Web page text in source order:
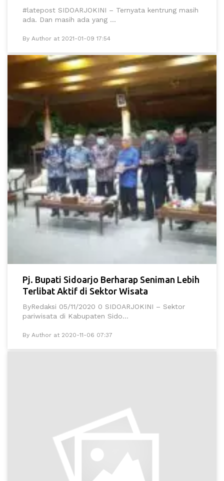
#latepost SIDOARJOKINI – Ternyata kentrung masih
ada. Dan masih ada yang ...
By Author at 2021-01-09 17:54
Pj. Bupati Sidoarjo Berharap Seniman Lebih
Terlibat Aktif di Sektor Wisata
ByRedaksi 05/11/2020 0 SIDOARJOKINI – Sektor
pariwisata di Kabupaten Sido...
By Author at 2020-11-06 07:37